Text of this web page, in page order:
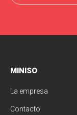
MINISO
La empresa
Contacto